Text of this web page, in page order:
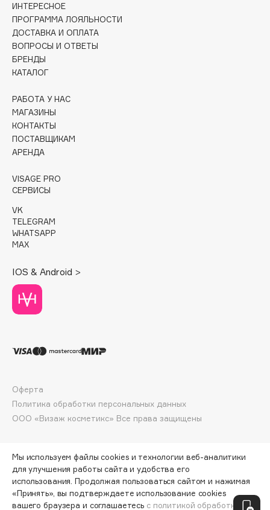
Corimo
Cottolina
Crescina
Cunzite
Curaprox
D
DABO
Darphin
Davines
Deonica
Dior
Divage
Dolce & Gabbana
Dorco
Dr. Vranjes Firenze
Dr.Althea
Dr.Ceuracle
DSD de Luxe
Dyson
ПО ЗОЛОТОЙ КАРТЕ: 2266 ₽
ИНТЕРЕСНОЕ
ПРОГРАММА ЛОЯЛЬНОСТИ
ДОСТАВКА И ОПЛАТА
ВОПРОСЫ И ОТВЕТЫ
БРЕНДЫ
КАТАЛОГ
РАБОТА У НАС
МАГАЗИНЫ
КОНТАКТЫ
ПОСТАВЩИКАМ
АРЕНДА
VISAGE PRO
СЕРВИСЫ
VK
TELEGRAM
WHATSAPP
MAX
IOS & Android >
ООО «Визаж косметикс» Все права защищены
Оферта
Политика обработки персональных данных
Мы используем файлы cookies и технологии веб-аналитики
для улучшения работы сайта и удобства его
использования. Продолжая пользоваться сайтом и нажимая
«Принять», вы подтверждаете использование cookies
вашего браузера и соглашаетесь с политикой обработки